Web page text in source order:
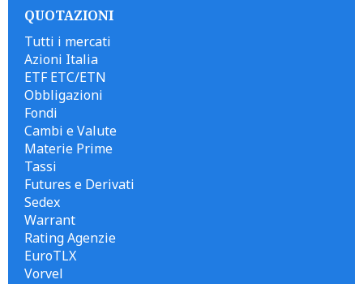
QUOTAZIONI
Tutti i mercati
Azioni Italia
ETF ETC/ETN
Obbligazioni
Fondi
Cambi e Valute
Materie Prime
Tassi
Futures e Derivati
Sedex
Warrant
Rating Agenzie
EuroTLX
Vorvel